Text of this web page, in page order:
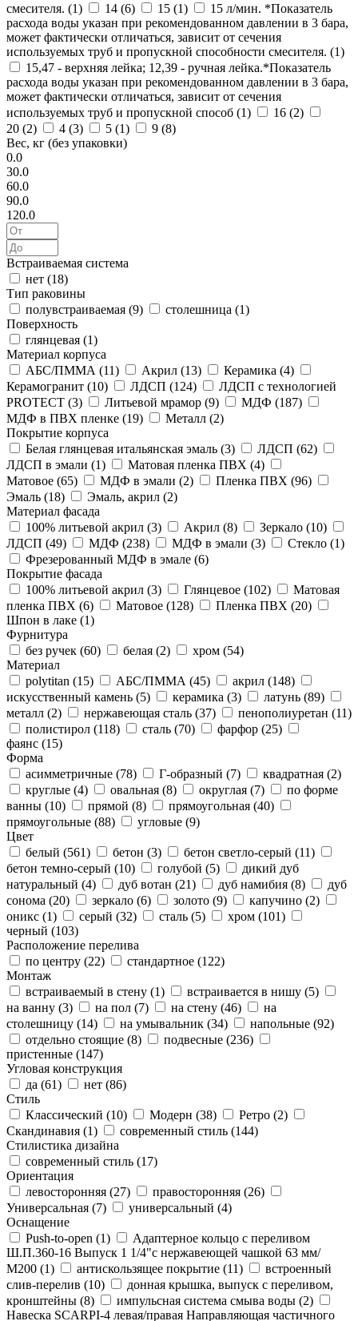
смесителя. (1) 14 (6) 15 (1)
15 л/мин. *Показатель
расхода воды указан при рекомендованном давлении в 3 бара,
может фактически отличаться, зависит от сечения
используемых труб и пропускной способности смесителя. (1)
15,47 - верхняя лейка; 12,39 - ручная лейка.*Показатель
расхода воды указан при рекомендованном давлении в 3 бара,
может фактически отличаться, зависит от сечения
используемых труб и пропускной способ (1) 16 (2)
20 (2) 4 (3) 5 (1) 9 (8)
Вес, кг (без упаковки)
0.0
30.0
60.0
90.0
120.0
Встраиваемая система
нет (18)
Тип раковины
полувстраиваемая (9) столешница (1)
Поверхность
глянцевая (1)
Материал корпуса
АБС/ПММА (11) Акрил (13) Керамика (4)
Керамогранит (10) ЛДСП (124)
ЛДСП с технологией
PROTECT (3) Литьевой мрамор (9) МДФ (187)
МДФ в ПВХ пленке (19) Металл (2)
Покрытие корпуса
Белая глянцевая итальянская эмаль (3) ЛДСП (62)
ЛДСП в эмали (1) Матовая пленка ПВХ (4)
Матовое (65) МДФ в эмали (2) Пленка ПВХ (96)
Эмаль (18) Эмаль, акрил (2)
Материал фасада
100% литьевой акрил (3) Акрил (8) Зеркало (10)
ЛДСП (49) МДФ (238) МДФ в эмали (3) Стекло (1)
Фрезерованный МДФ в эмале (6)
Покрытие фасада
100% литьевой акрил (3) Глянцевое (102)
Матовая
пленка ПВХ (6) Матовое (128) Пленка ПВХ (20)
Шпон в лаке (1)
Фурнитура
без ручек (60) белая (2) хром (54)
Материал
polytitan (15) АБС/ПММА (45) акрил (148)
искусственный камень (5) керамика (3) латунь (89)
металл (2) нержавеющая сталь (37) пенополиуретан (11)
полистирол (118) сталь (70) фарфор (25)
фаянс (15)
Форма
асимметричные (78) Г-образный (7) квадратная (2)
круглые (4) овальная (8) округлая (7)
по форме
ванны (10) прямой (8) прямоугольная (40)
прямоугольные (88) угловые (9)
Цвет
белый (561) бетон (3) бетон светло-серый (11)
бетон темно-серый (10) голубой (5)
дикий дуб
натуральный (4) дуб вотан (21) дуб намибия (8)
дуб
сонома (20) зеркало (6) золото (9) капучино (2)
оникс (1) серый (32) сталь (5) хром (101)
черный (103)
Расположение перелива
по центру (22) стандартное (122)
Монтаж
встраиваемый в стену (1) встраивается в нишу (5)
на ванну (3) на пол (7) на стену (46)
на
столешницу (14) на умывальник (34) напольные (92)
отдельно стоящие (8) подвесные (236)
пристенные (147)
Угловая конструкция
да (61) нет (86)
Стиль
Классический (10) Модерн (38) Ретро (2)
Скандинавия (1) современный стиль (144)
Стилистика дизайна
современный стиль (17)
Ориентация
левосторонняя (27) правосторонняя (26)
Универсальная (7) универсальный (4)
Оснащение
Push-to-open (1)
Адаптерное кольцо с переливом
Ш.П.360-16 Выпуск 1 1/4"с нержавеющей чашкой 63 мм/
М200 (1) антискользящее покрытие (11)
встроенный
слив-перелив (10)
донная крышка, выпуск с переливом,
кронштейны (8) импульсная система смыва воды (2)
Навеска SCARPI-4 левая/правая Направляющая частичного